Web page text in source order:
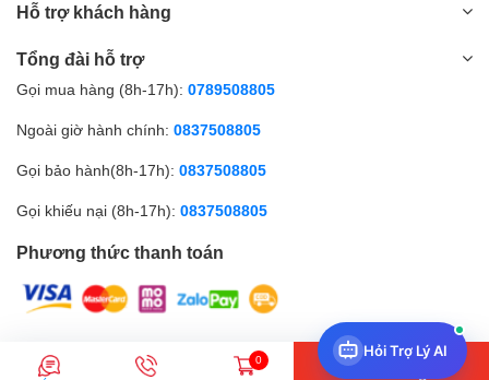
Hỗ trợ khách hàng
Tổng đài hỗ trợ
Gọi mua hàng (8h-17h): 0789508805
Ngoài giờ hành chính: 0837508805
Gọi bảo hành(8h-17h): 0837508805
Gọi khiếu nại (8h-17h): 0837508805
Phương thức thanh toán
© Bản quyền thuộc về Amall.vn |
Hỏi Trợ Lý AI
0
Thêm vào giỏ